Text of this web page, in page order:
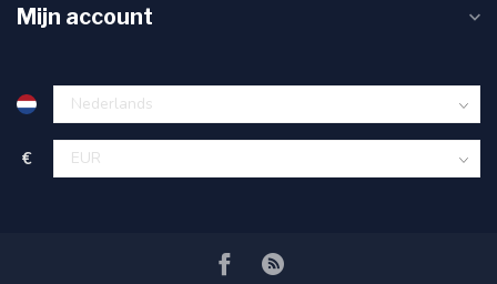
Mijn account
€